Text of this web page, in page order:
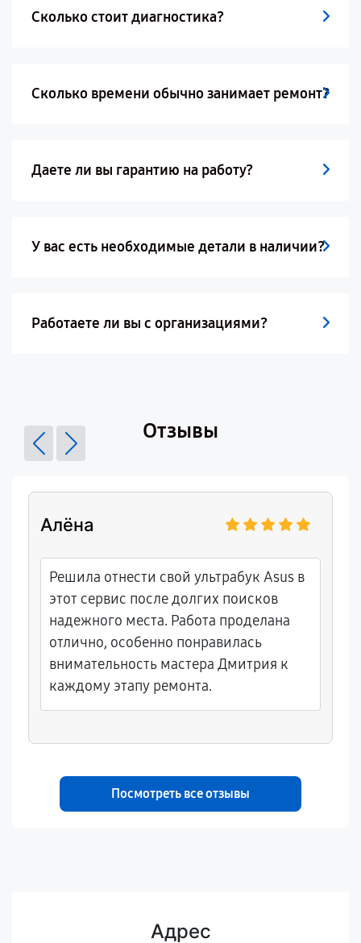
Сколько стоит диагностика?
Сколько времени обычно занимает ремонт?
Даете ли вы гарантию на работу?
У вас есть необходимые детали в наличии?
Работаете ли вы с организациями?
Отзывы
Алёна
Решила отнести свой ультрабук Asus в
этот сервис после долгих поисков
надежного места. Работа проделана
отлично, особенно понравилась
внимательность мастера Дмитрия к
каждому этапу ремонта.
Посмотреть все отзывы
Адрес